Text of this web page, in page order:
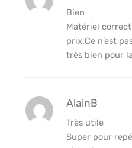
Bien
Matériel
prix.Ce n’est
très bien pour
AlainB
Très utile
Super pour